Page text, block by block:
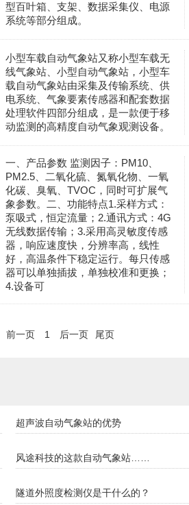
型百叶箱、支架、数据采集仪、电源
系统等部分组成。
小型车载自动气象站又称小型车载无
线气象站、小型自动气象站，小型车
载自动气象站由采集及传输系统、供
电系统、气象要素传感器和配套数据
处理软件四部分组成，是一款便于移
动监测的高精度自动气象观测设备。
一、产品参数 监测因子：PM10、
PM2.5、二氧化硫、氮氧化物、一氧
化碳、臭氧、TVOC，同时可扩展气
象参数。二、功能特点1.采样方式：
泵吸式，恒定流量；2.通讯方式：4G
无线数据传输；3.采用高灵敏度传感
器，响应速度快，分辨率高，线性
好，高温条件下稳定运行。每只传感
器可以单独插拔，单独校准和更换；
4.设备可
前一页 1 后一页 尾页
超声波自动气象站的优势
风途科技的这款自动气象站……
隧道外照度检测仪是干什么的？